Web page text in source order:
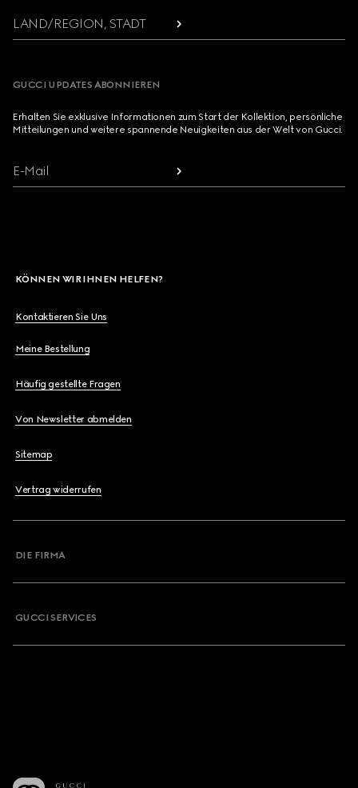
LAND/REGION, STADT
GUCCI UPDATES ABONNIEREN
Erhalten Sie exklusive Informationen zum Start der Kollektion, persönliche
Mitteilungen und weitere spannende Neuigkeiten aus der Welt von Gucci.
E-Mail
KÖNNEN WIR IHNEN HELFEN?
Kontaktieren Sie Uns
Meine Bestellung
Häufig gestellte Fragen
Von Newsletter abmelden
Sitemap
Vertrag widerrufen
DIE FIRMA
GUCCI SERVICES